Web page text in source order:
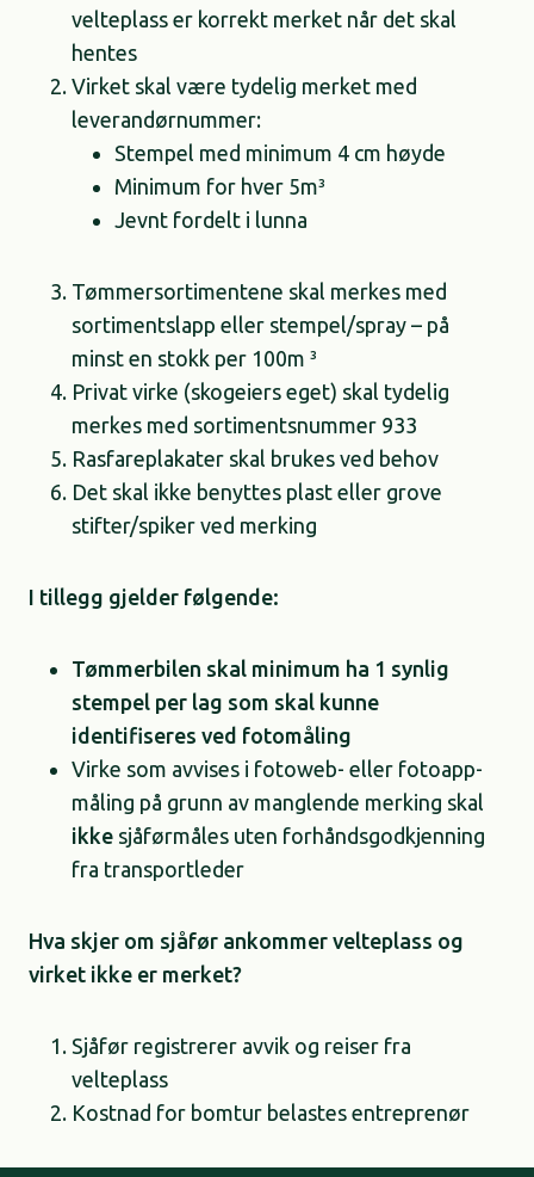
velteplass er korrekt merket når det skal
hentes​
Virket skal være tydelig merket med
leverandørnummer:​
Stempel med minimum 4 cm høyde​
Minimum for hver 5m³​
Jevnt fordelt i lunna​
Tømmersortimentene skal merkes med
sortimentslapp eller stempel/spray – på
minst en stokk per 100m ³​
Privat virke (skogeiers eget) skal tydelig
merkes med sortimentsnummer 933​
Rasfareplakater skal brukes ved behov​
Det skal ikke benyttes plast eller grove
stifter/spiker ved merking​
I tillegg gjelder følgende:
Tømmerbilen skal minimum ha 1 synlig
stempel per lag som skal kunne
identifiseres ved fotomåling
Virke som avvises i fotoweb- eller fotoapp-
måling på grunn av manglende merking skal
ikke sjåførmåles uten forhåndsgodkjenning
fra transportleder​
Hva skjer om sjåfør ankommer velteplass og
virket ikke er merket?
Sjåfør registrerer avvik og reiser fra
velteplass​
Kostnad for bomtur belastes entreprenør